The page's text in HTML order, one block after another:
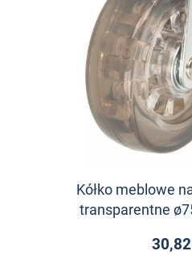
Kółko meblowe
transparentne
30,82